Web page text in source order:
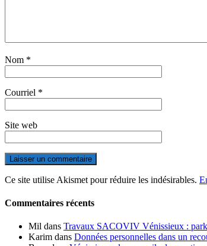
Nom *
Courriel *
Site web
Ce site utilise Akismet pour réduire les indésirables.
Commentaires récents
Mil dans Travaux SACOVIV Vénissieux :
Karim dans Données personnelles dans un